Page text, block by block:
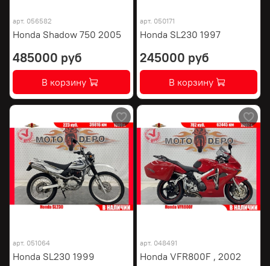
арт. 056582
Honda Shadow 750 2005
485000 руб
В корзину
арт. 050171
Honda SL230 1997
245000 руб
В корзину
арт. 051064
Honda SL230 1999
арт. 048491
Honda VFR800F , 2002